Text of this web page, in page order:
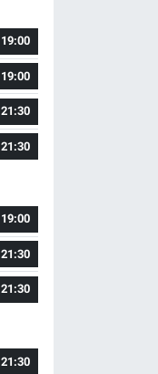
19:00
19:00
21:30
21:30
19:00
21:30
21:30
21:30